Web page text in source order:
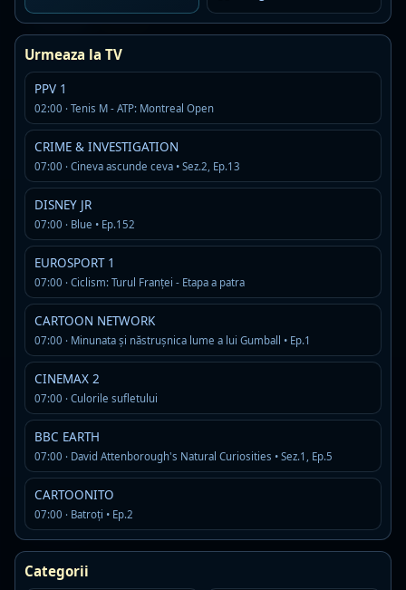
Urmeaza la TV
PPV 1
02:00 · Tenis M - ATP: Montreal Open
CRIME & INVESTIGATION
07:00 · Cineva ascunde ceva • Sez.2, Ep.13
DISNEY JR
07:00 · Blue • Ep.152
EUROSPORT 1
07:00 · Ciclism: Turul Franţei - Etapa a patra
CARTOON NETWORK
07:00 · Minunata și năstrușnica lume a lui Gumball • Ep.1
CINEMAX 2
07:00 · Culorile sufletului
BBC EARTH
07:00 · David Attenborough's Natural Curiosities • Sez.1, Ep.5
CARTOONITO
07:00 · Batroți • Ep.2
Categorii
Asculta Detalii
Radio Impuls Romania
top40
Asculta
Detalii
Rádió KoKo
MP3 · 128 kbps · Mureș
adult contemporary classic hits
contemporary hits radio
Detalii
Radio Vacanța - Gold
MP3 · 320 kbps · Constanta
80s 90s
gold
Asculta
Detalii
F
Free FM Bucarest
MP3 · 320 kbps · Bucarest
Offline
#90s #freefm
Asculta
Detalii
Radio Transilvania - Cluj